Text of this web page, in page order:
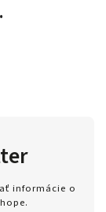
informácie o